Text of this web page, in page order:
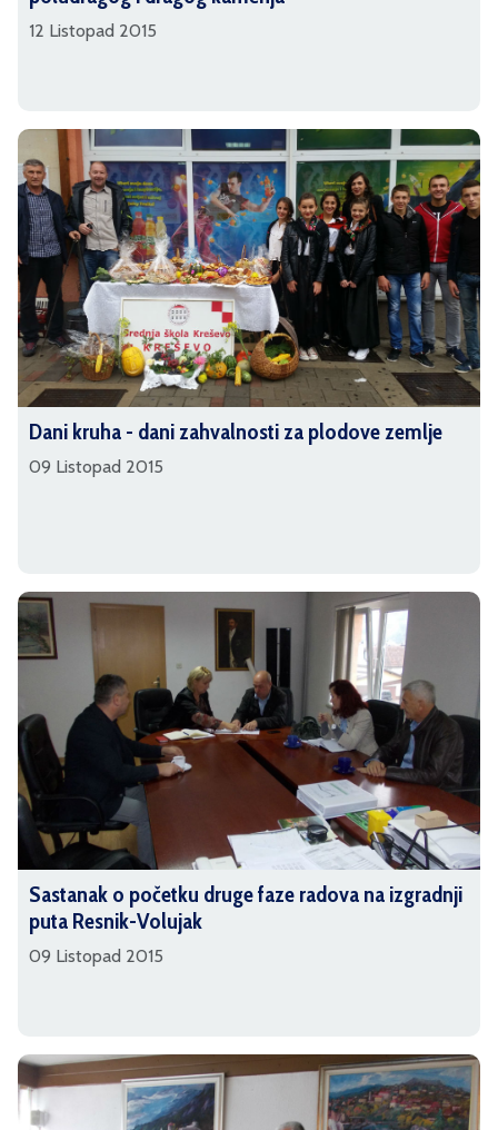
12 Listopad 2015
Dani kruha - dani zahvalnosti za plodove zemlje
09 Listopad 2015
Sastanak o početku druge faze radova na izgradnji
puta Resnik-Volujak
09 Listopad 2015